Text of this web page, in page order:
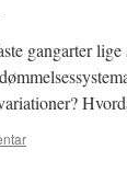
gangarter